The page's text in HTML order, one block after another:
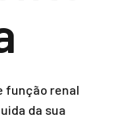
função renal
da sua